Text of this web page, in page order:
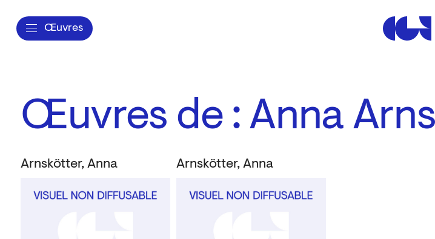
Œuvres Centre
Œuvres de : Anna
Arnskötter, Anna Arnskötter, Anna